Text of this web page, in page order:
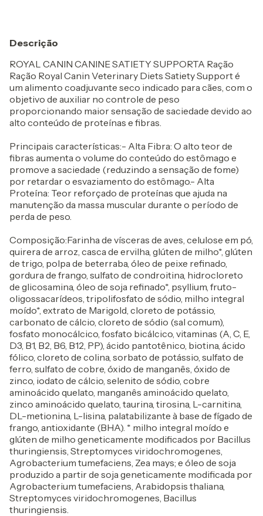
Descrição
ROYAL CANIN CANINE SATIETY SUPPORTA Ração
Ração Royal Canin Veterinary Diets Satiety Support é
um alimento coadjuvante seco indicado para cães, com o
objetivo de auxiliar no controle de peso
proporcionando maior sensação de saciedade devido ao
alto conteúdo de proteínas e fibras.
Principais características:- Alta Fibra: O alto teor de
fibras aumenta o volume do conteúdo do estômago e
promove a saciedade (reduzindo a sensação de fome)
por retardar o esvaziamento do estômago.- Alta
Proteína: Teor reforçado de proteínas que ajuda na
manutenção da massa muscular durante o período de
perda de peso.
Composição:Farinha de vísceras de aves, celulose em pó,
quirera de arroz, casca de ervilha, glúten de milho*, glúten
de trigo, polpa de beterraba, óleo de peixe refinado,
gordura de frango, sulfato de condroitina, hidrocloreto
de glicosamina, óleo de soja refinado*, psyllium, fruto-
oligossacarídeos, tripolifosfato de sódio, milho integral
moído*, extrato de Marigold, cloreto de potássio,
carbonato de cálcio, cloreto de sódio (sal comum),
fosfato monocálcico, fosfato bicálcico, vitaminas (A, C, E,
D3, B1, B2, B6, B12, PP), ácido pantotênico, biotina, ácido
fólico, cloreto de colina, sorbato de potássio, sulfato de
ferro, sulfato de cobre, óxido de manganês, óxido de
zinco, iodato de cálcio, selenito de sódio, cobre
aminoácido quelato, manganês aminoácido quelato,
zinco aminoácido quelato, taurina, tirosina, L-carnitina,
DL-metionina, L-lisina, palatabilizante à base de fígado de
frango, antioxidante (BHA). * milho integral moído e
glúten de milho geneticamente modificados por Bacillus
thuringiensis, Streptomyces viridochromogenes,
Agrobacterium tumefaciens, Zea mays; e óleo de soja
produzido a partir de soja geneticamente modificada por
Agrobacterium tumefaciens, Arabidopsis thaliana,
Streptomyces viridochromogenes, Bacillus
thuringiensis.